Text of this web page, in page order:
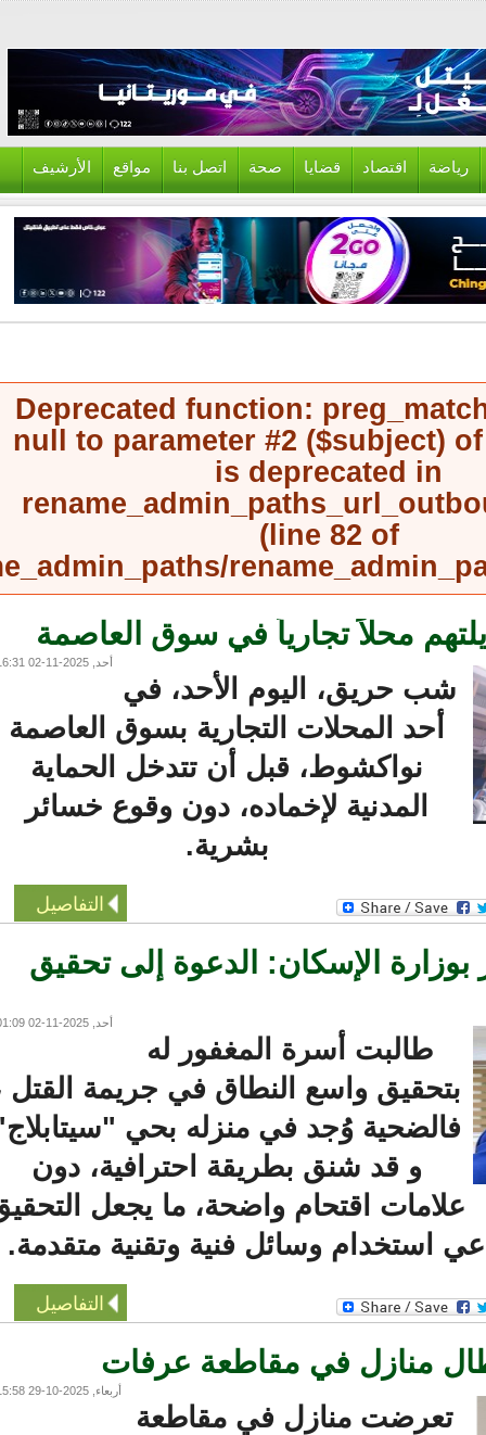
اقتصاد قضايا صحة اتصل بنا مواقع الأرشيف
Deprecated function:
null to parameter #2 ($subject)
is deprecated in
(line82of
محلاً تجارياً في سوق العاصمة
شب حريق، اليوم الأحد، في
أحد المحلات التجارية بسوق العاصمة
نواكشوط، قبل أن تتدخل الحماية
المدنية لإخماده، دون وقوع خسائر
بشرية.
التفاصيل
الإسكان: الدعوة إلى تحقيق
طالبت أسرة المغفور له
بتحقيق واسع النطاق في جريمة القتل ،
فالضحية وُجد في منزله بحي "سيتابلاج"
و قد شنق بطريقة احترافية، دون
اقتحام واضحة، ما يجعل التحقيق
استخدام وسائل فنية وتقنية متقدمة.
التفاصيل
منازل في مقاطعة عرفات
أربعاء, 2025-10-29 15:58
تعرضت منازل في مقاطعة